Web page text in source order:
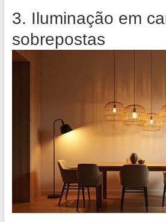
3. Iluminação em
sobrepostas